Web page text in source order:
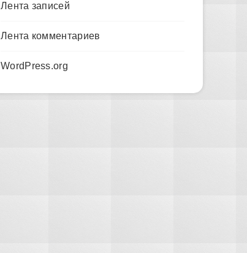
Лента записей
Лента комментариев
WordPress.org